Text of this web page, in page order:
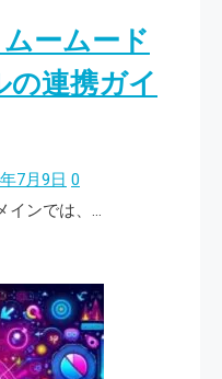
ームード
連携ガイ
7月9日 0
インでは、…